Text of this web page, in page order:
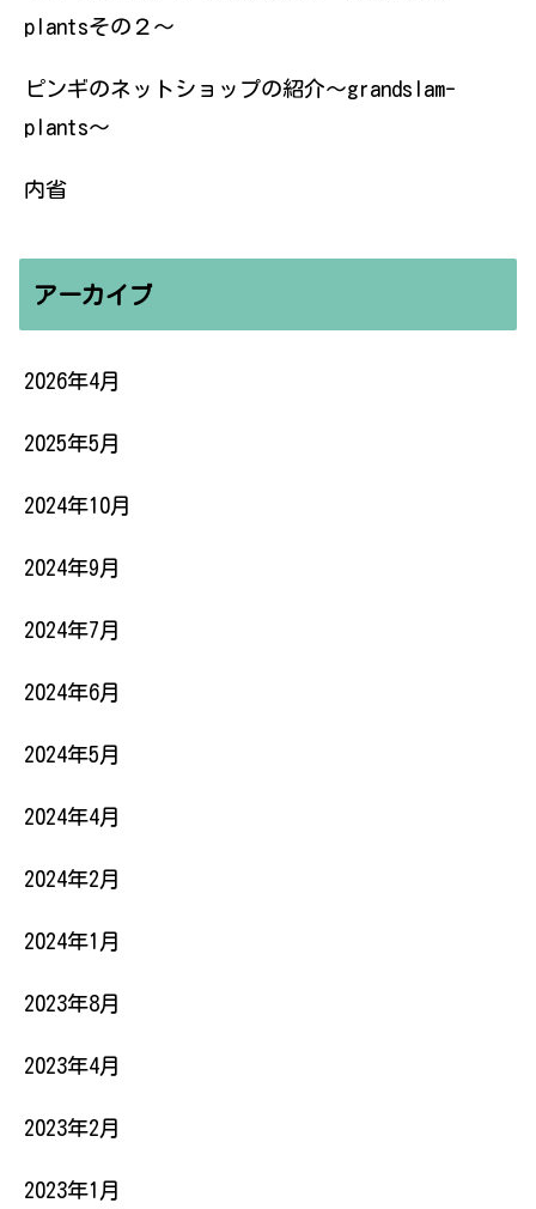
plantsその２〜
ピンギのネットショップの紹介〜grandslam-
plants〜
内省
アーカイブ
2026年4月
2025年5月
2024年10月
2024年9月
2024年7月
2024年6月
2024年5月
2024年4月
2024年2月
2024年1月
2023年8月
2023年4月
2023年2月
2023年1月